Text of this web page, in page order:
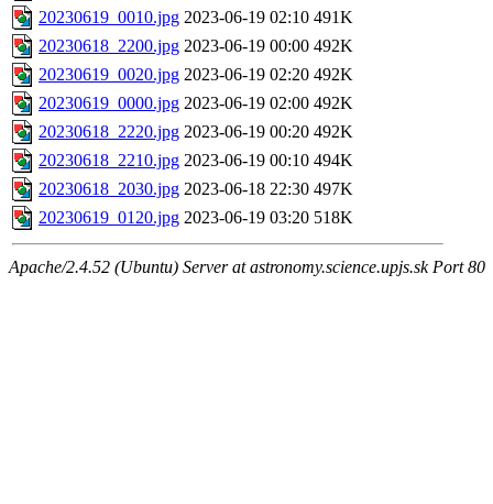
20230619_0010.jpg 2023-06-19 02:10 491K
20230618_2200.jpg 2023-06-19 00:00 492K
20230619_0020.jpg 2023-06-19 02:20 492K
20230619_0000.jpg 2023-06-19 02:00 492K
20230618_2220.jpg 2023-06-19 00:20 492K
20230618_2210.jpg 2023-06-19 00:10 494K
20230618_2030.jpg 2023-06-18 22:30 497K
20230619_0120.jpg 2023-06-19 03:20 518K
Apache/2.4.52 (Ubuntu) Server at astronomy.science.upjs.sk Port 80